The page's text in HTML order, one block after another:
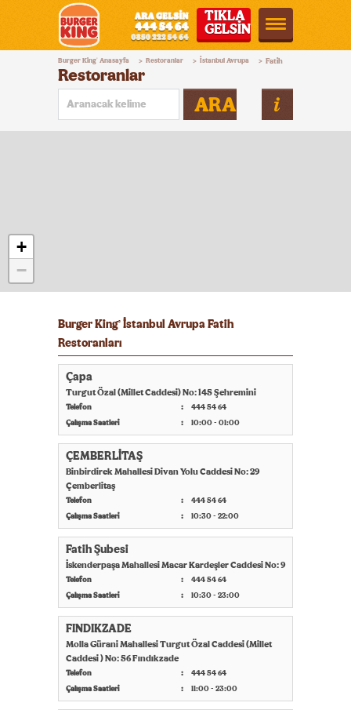
Burger
King®
Türkiye
TIKLA
GELSİN
Burger King® Anasayfa > Restoranlar > İstanbul Avrupa > Fatih
Restoranlar
ARA
+
−
Burger King® İstanbul Avrupa Fatih
Restoranları
Çapa
Turgut Özal (Millet Caddesi) No: 145 Şehremini
Telefon
444 54 64
Çalışma Saatleri
10:00 - 01:00
ÇEMBERLİTAŞ
Binbirdirek Mahallesi Divan Yolu Caddesi No: 29
Çemberlitaş
Telefon
444 54 64
Çalışma Saatleri
10:30 - 22:00
Fatih Şubesi
İskenderpaşa Mahallesi Macar Kardeşler Caddesi No: 9
Telefon
444 54 64
Çalışma Saatleri
10:30 - 23:00
FINDIKZADE
Molla Gürani Mahallesi Turgut Özal Caddesi (Millet
Caddesi ) No: 56 Fındıkzade
Telefon
444 54 64
Çalışma Saatleri
11:00 - 23:00